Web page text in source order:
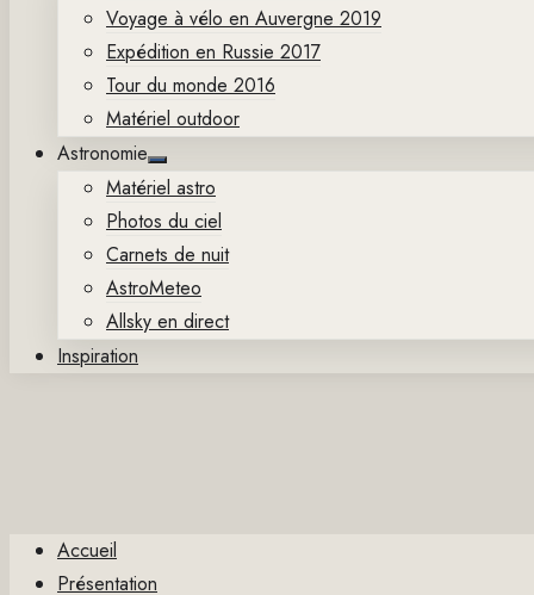
Voyage à vélo en Auvergne 2019
Expédition en Russie 2017
Tour du monde 2016
Matériel outdoor
Astronomie
Show
sub
menu
Matériel astro
Photos du ciel
Carnets de nuit
AstroMeteo
Allsky en direct
Inspiration
Accueil
Présentation